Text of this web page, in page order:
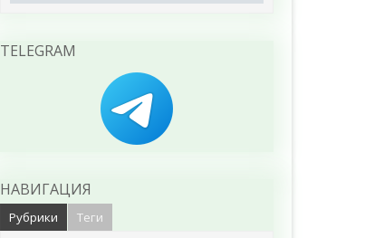
TELEGRAM
НАВИГАЦИЯ
Рубрики Теги